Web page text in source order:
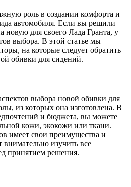
роль в создании комфорта и
автомобиля. Если вы решили
новую для своего Лада Гранта, у
выбора. В этой статье мы
на которые следует обратить
обивки для сидений.
выбора новой обивки для
из которых она изготовлена. В
и бюджета, вы можете
кожи, экокожи или ткани.
имеет свои преимущества и
внимательно изучить все
принятием решения.